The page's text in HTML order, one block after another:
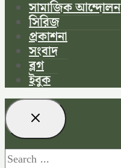
সামাজিক আন্দোলন
সিরিজ
প্রকাশনা
সংবাদ
ব্লগ
ইবুক
Search
for: